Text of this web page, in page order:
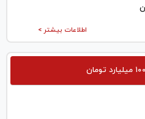
اطلاعات بیشتر >